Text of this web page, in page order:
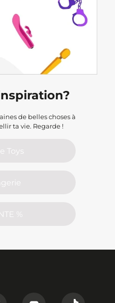
de belles choses à
ta vie. Regarde !
Toys
%